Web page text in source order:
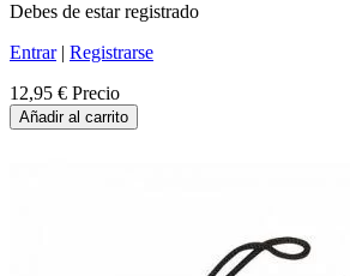
Debes de estar registrado
Entrar| Registrarse
12,95 € Precio
Añadir al carrito